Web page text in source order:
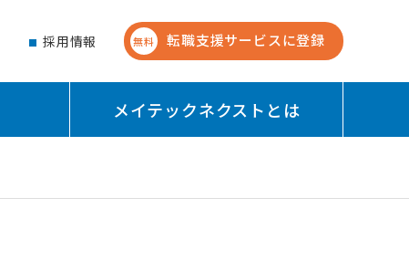
採用情報 無料 転職支援サービスに登録
メイテックネクストとは